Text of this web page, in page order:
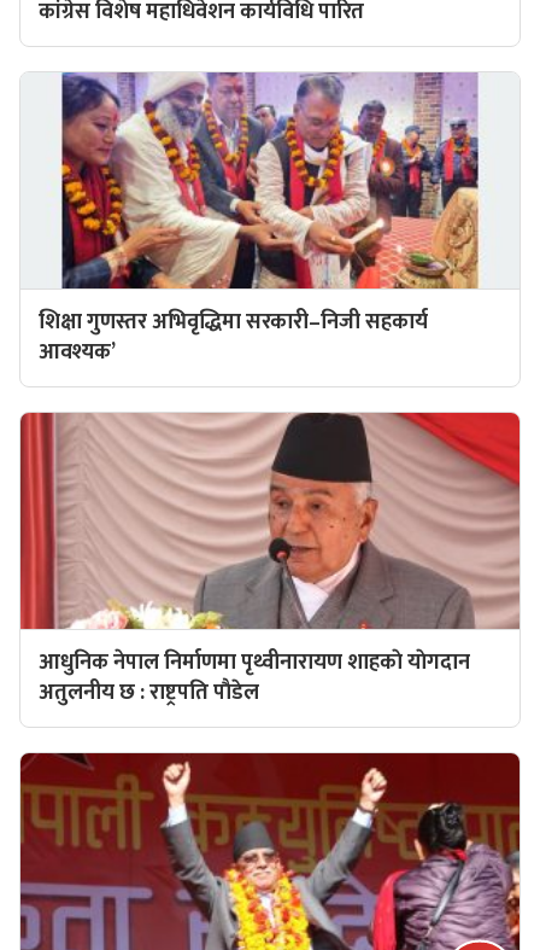
कांग्रेस विशेष महाधिवेशन कार्यविधि पारित
शिक्षा गुणस्तर अभिवृद्धिमा सरकारी–निजी सहकार्य
आवश्यक’
आधुनिक नेपाल निर्माणमा पृथ्वीनारायण शाहकाे याेगदान
अतुलनीय छ : राष्ट्रपति पाैडेल